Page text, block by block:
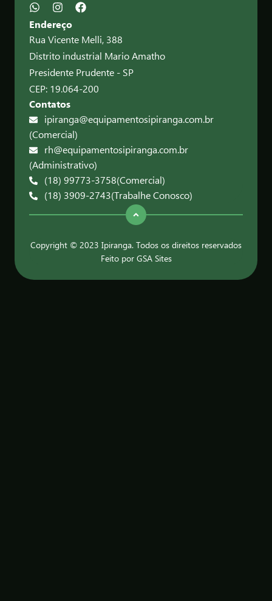
Endereço
Rua Vicente Melli, 388
Distrito industrial Mario Amatho
Presidente Prudente - SP
CEP: 19.064-200
Contatos
ipiranga@equipamentosipiranga.com.br
(Comercial)
rh@equipamentosipiranga.com.br
(Administrativo)
(18) 99773-3758(Comercial)
(18) 3909-2743(Trabalhe Conosco)
Copyright © 2023 Ipiranga. Todos os direitos reservados
Feito por GSA Sites